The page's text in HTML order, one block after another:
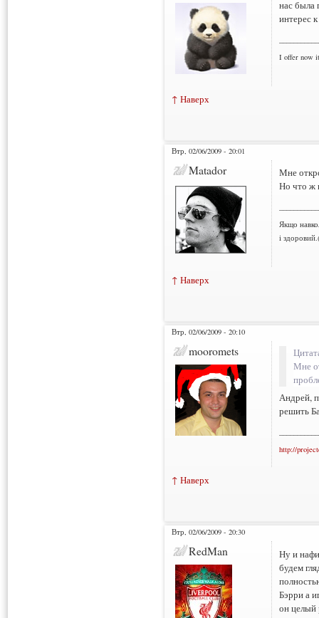
нас была
интерес
I offer now
↑ Наверх
Втр, 02/06/2009 - 20:01
Matador
Мне
Но что ж
Якщо
і
↑ Наверх
Втр, 02/06/2009 - 20:10
mooromets
Мне
Андрей,
решить
http://
↑ Наверх
Втр, 02/06/2009 - 20:30
RedMan
Ну и
будем
Бэрри а
он целый